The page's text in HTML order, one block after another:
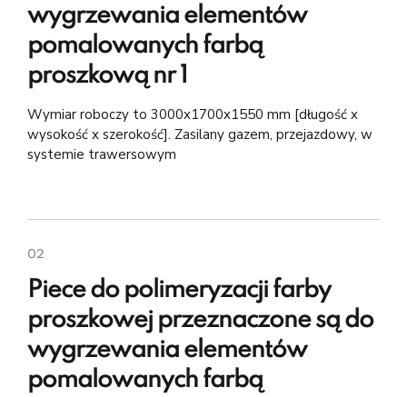
wygrzewania elementów
pomalowanych farbą
proszkową nr 1
Wymiar roboczy to 3000x1700x1550 mm [długość x
wysokość x szerokość]. Zasilany gazem, przejazdowy, w
systemie trawersowym
02
Piece do polimeryzacji farby
proszkowej przeznaczone są do
wygrzewania elementów
pomalowanych farbą